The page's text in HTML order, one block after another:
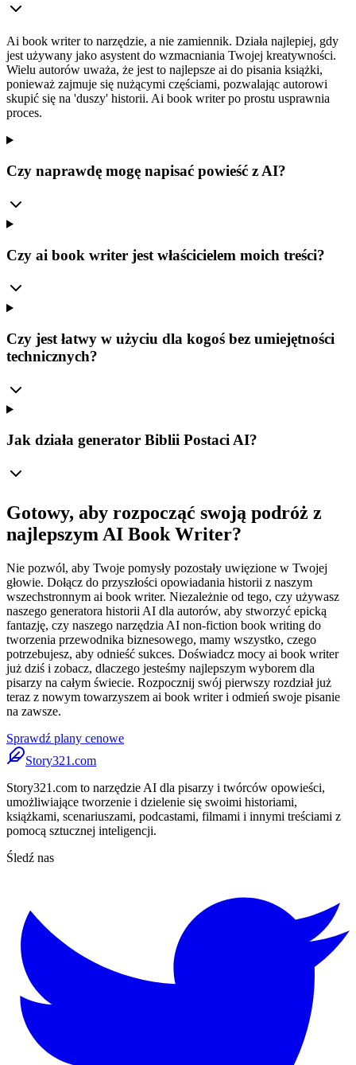
Ai book writer to narzędzie, a nie zamiennik. Działa najlepiej, gdy
jest używany jako asystent do wzmacniania Twojej kreatywności.
Wielu autorów uważa, że jest to najlepsze ai do pisania książki,
ponieważ zajmuje się nużącymi częściami, pozwalając autorowi
skupić się na 'duszy' historii. Ai book writer po prostu usprawnia
proces.
Czy naprawdę mogę napisać powieść z AI?
Czy ai book writer jest właścicielem moich treści?
Czy jest łatwy w użyciu dla kogoś bez umiejętności
technicznych?
Jak działa generator Biblii Postaci AI?
Gotowy, aby rozpocząć swoją podróż z
najlepszym AI Book Writer?
Nie pozwól, aby Twoje pomysły pozostały uwięzione w Twojej
głowie. Dołącz do przyszłości opowiadania historii z naszym
wszechstronnym ai book writer. Niezależnie od tego, czy używasz
naszego generatora historii AI dla autorów, aby stworzyć epicką
fantazję, czy naszego narzędzia AI non-fiction book writing do
tworzenia przewodnika biznesowego, mamy wszystko, czego
potrzebujesz, aby odnieść sukces. Doświadcz mocy ai book writer
już dziś i zobacz, dlaczego jesteśmy najlepszym wyborem dla
pisarzy na całym świecie. Rozpocznij swój pierwszy rozdział już
teraz z nowym towarzyszem ai book writer i odmień swoje pisanie
na zawsze.
Sprawdź plany cenowe
Story321.com
Story321.com to narzędzie AI dla pisarzy i twórców opowieści,
umożliwiające tworzenie i dzielenie się swoimi historiami,
książkami, scenariuszami, podcastami, filmami i innymi treściami z
pomocą sztucznej inteligencji.
Śledź nas